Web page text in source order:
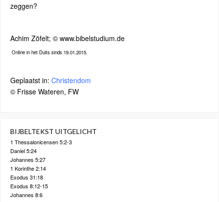
zeggen?
Achim Zöfelt; © www.bibelstudium.de
Online in het Duits sinds 19.01.2015.
Geplaatst in: Christendom
© Frisse Wateren, FW
BIJBELTEKST UITGELICHT
1 Thessalonicensen 5:2-3
Daniel 5:24
Johannes 5:27
1 Korinthe 2:14
Exodus 31:18
Exodus 8:12-15
Johannes 8:6